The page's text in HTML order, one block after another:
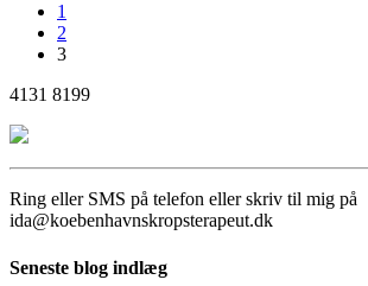
1
2
3
4131 8199
Ring eller SMS på telefon eller skriv til mig på
ida@koebenhavnskropsterapeut.dk
Seneste blog indlæg